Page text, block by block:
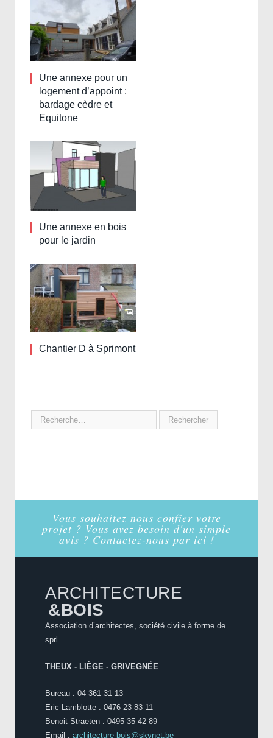
Une annexe pour un
logement d’appoint :
bardage cèdre et
Equitone
Une annexe en bois
pour le jardin
Chantier D à Sprimont
Vous souhaitez nous confier votre
projet ? Vous avez besoin d'un simple
avis ? Contactez-nous par ici !
ARCHITECTURE
&BOIS
Association d’architectes, société civile à forme de
sprl
THEUX - LIÈGE - GRIVEGNÉE
Bureau : 04 361 31 13
Eric Lamblotte : 0476 23 83 11
Benoit Straeten : 0495 35 42 89
Email : architecture-bois@skynet.be